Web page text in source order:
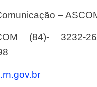
–